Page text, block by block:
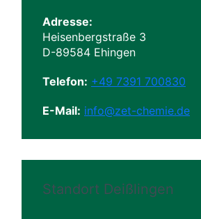
Adresse:
Heisenbergstraße 3
D-89584 Ehingen
Telefon: +49 7391 700830
E-Mail: info@zet-chemie.de
Standort Deißlingen